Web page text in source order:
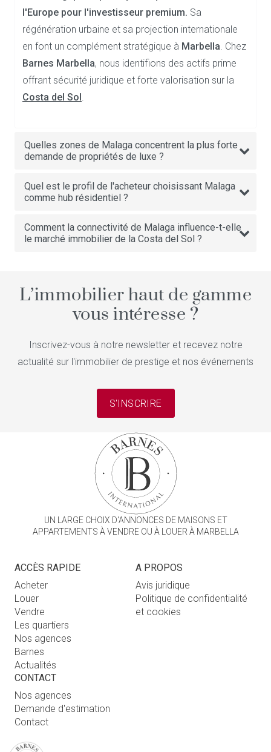
l'Europe pour l'investisseur premium. Sa
régénération urbaine et sa projection internationale
en font un complément stratégique à Marbella. Chez
Barnes Marbella, nous identifions des actifs prime
offrant sécurité juridique et forte valorisation sur la
Costa del Sol.
Quelles zones de Malaga concentrent la plus forte
demande de propriétés de luxe ?
Quel est le profil de l'acheteur choisissant Malaga
comme hub résidentiel ?
Comment la connectivité de Malaga influence-t-elle
le marché immobilier de la Costa del Sol ?
L’immobilier haut de gamme
vous intéresse ?
Inscrivez-vous à notre newsletter et recevez notre
actualité sur l'immobilier de prestige et nos événements
S'INSCRIRE
UN LARGE CHOIX D'ANNONCES DE MAISONS ET
APPARTEMENTS À VENDRE OU À LOUER À MARBELLA
ACCÈS RAPIDE
Acheter
Louer
Vendre
Les quartiers
Nos agences
Barnes
Actualités
A PROPOS
Avis juridique
Politique de confidentialité
et cookies
CONTACT
Nos agences
Demande d'estimation
Contact
FAQ